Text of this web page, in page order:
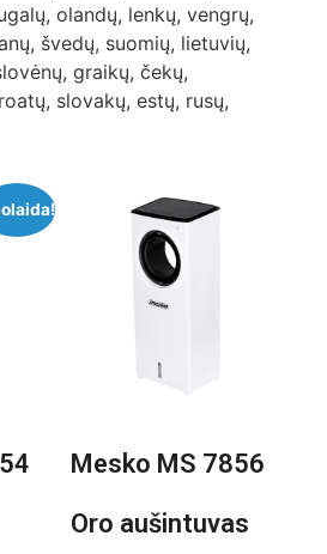
olandų, lenkų, vengrų,
švedų, suomių, lietuvių,
graikų, čekų,
slovakų, estų, rusų,
Mesko MS 7856
Oro aušintuvas